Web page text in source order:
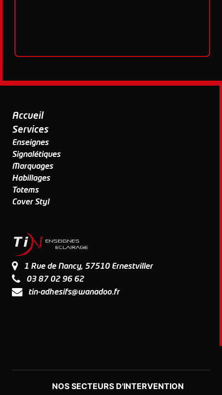
Accueil
Services
Enseignes
Signalétiques
Marquages
Habillages
Totems
Cover Styl
1 Rue de Nancy, 57510 Ernestviller
03 87 02 96 62
tin-adhesifs@wanadoo.fr
NOS SECTEURS D'INTERVENTION